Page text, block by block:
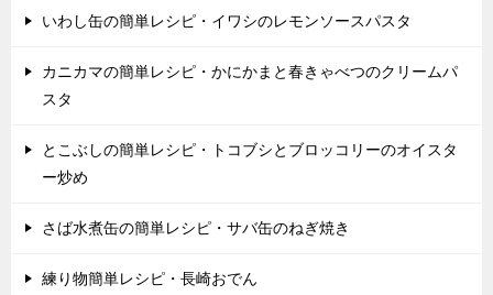
いわし缶の簡単レシピ・イワシのレモンソースパスタ
カニカマの簡単レシピ・かにかまと春きゃべつのクリームパ
スタ
とこぶしの簡単レシピ・トコブシとブロッコリーのオイスタ
ー炒め
さば水煮缶の簡単レシピ・サバ缶のねぎ焼き
練り物簡単レシピ・長崎おでん